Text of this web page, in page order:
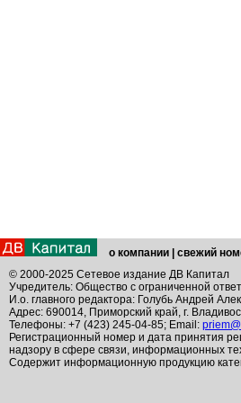
о компании свежий
© 2000-2025 Сетевое издание ДВ Капитал
Учредитель: Общество с ограниченной
И.о. главного редактора: Голубь Андрей
Адрес: 690014, Приморский край, г.
Телефоны: +7 (423) 245-04-85; Email:
Регистрационный номер и дата принятия
надзору в сфере связи, информационных
Содержит информационную продукцию